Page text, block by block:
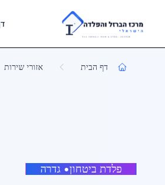
Skip to main content
דף הבית אזורי שירות
פלדת ביטחון• גדרה